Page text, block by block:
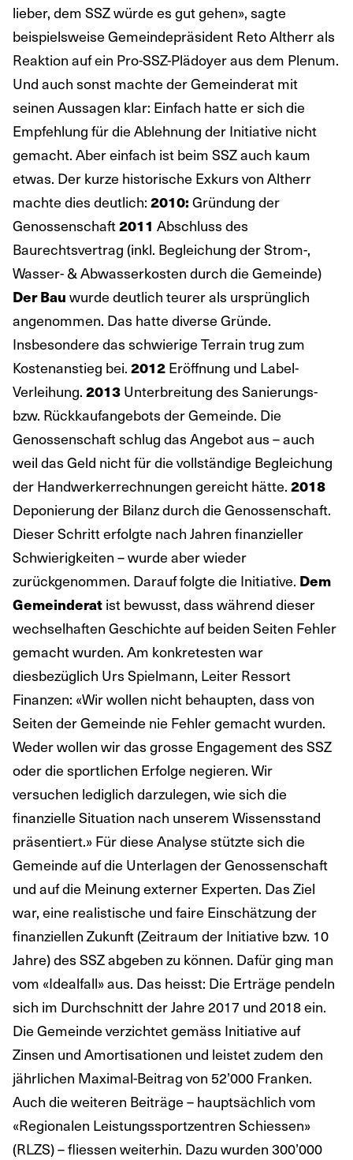
lieber, dem SSZ würde es gut gehen», sagte
beispielsweise Gemeindepräsident Reto Altherr als
Reaktion auf ein Pro-SSZ-Plädoyer aus dem Plenum.
Und auch sonst machte der Gemeinderat mit
seinen Aussagen klar: Einfach hatte er sich die
Empfehlung für die Ablehnung der Initiative nicht
gemacht. Aber einfach ist beim SSZ auch kaum
etwas. Der kurze historische Exkurs von Altherr
machte dies deutlich: 2010: Gründung der
Genossenschaft2011 Abschluss des
Baurechtsvertrag (inkl. Begleichung der Strom-,
Wasser- & Abwasserkosten durch die Gemeinde)
Der Bau wurde deutlich teurer als ursprünglich
angenommen. Das hatte diverse Gründe.
Insbesondere das schwierige Terrain trug zum
Kostenanstieg bei. 2012 Eröffnung und Label-
Verleihung. 2013 Unterbreitung des Sanierungs-
bzw. Rückkaufangebots der Gemeinde. Die
Genossenschaft schlug das Angebot aus – auch
weil das Geld nicht für die vollständige Begleichung
der Handwerkerrechnungen gereicht hätte. 2018
Deponierung der Bilanz durch die Genossenschaft.
Dieser Schritt erfolgte nach Jahren finanzieller
Schwierigkeiten – wurde aber wieder
zurückgenommen. Darauf folgte die Initiative. Dem
Gemeinderat ist bewusst, dass während dieser
wechselhaften Geschichte auf beiden Seiten Fehler
gemacht wurden. Am konkretesten war
diesbezüglich Urs Spielmann, Leiter Ressort
Finanzen: «Wir wollen nicht behaupten, dass von
Seiten der Gemeinde nie Fehler gemacht wurden.
Weder wollen wir das grosse Engagement des SSZ
oder die sportlichen Erfolge negieren. Wir
versuchen lediglich darzulegen, wie sich die
finanzielle Situation nach unserem Wissensstand
präsentiert.» Für diese Analyse stützte sich die
Gemeinde auf die Unterlagen der Genossenschaft
und auf die Meinung externer Experten. Das Ziel
war, eine realistische und faire Einschätzung der
finanziellen Zukunft (Zeitraum der Initiative bzw. 10
Jahre) des SSZ abgeben zu können. Dafür ging man
vom «Idealfall» aus. Das heisst: Die Erträge pendeln
sich im Durchschnitt der Jahre 2017 und 2018 ein.
Die Gemeinde verzichtet gemäss Initiative auf
Zinsen und Amortisationen und leistet zudem den
jährlichen Maximal-Beitrag von 52’000 Franken.
Auch die weiteren Beiträge – hauptsächlich vom
«Regionalen Leistungssportzentren Schiessen»
(RLZS) – fliessen weiterhin. Dazu wurden 300’000